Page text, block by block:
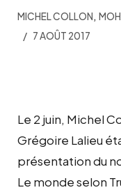
MICHEL COLLON,
7 AOÛT 2017
Le 2 juin, Michel
Grégoire Lalieu
présentation du
Le monde selon